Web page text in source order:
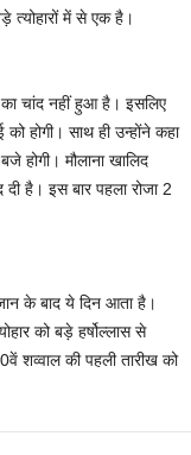
त्योहारों में से एक है।
का चांद नहीं हुआ है। इसलिए
होगी। साथ ही उन्होंने कहा
मौलाना खालिद
दी है। इस बार पहला रोजा 2
के बाद ये दिन आता है।
को बड़े हर्षोल्लास से
शव्वाल की पहली तारीख को